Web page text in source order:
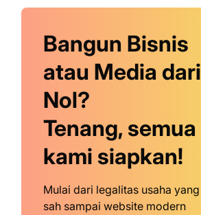
Bangun Bisnis
atau Media dari
Nol?
Tenang, semua
kami siapkan!
Mulai dari legalitas usaha yang
sah sampai website modern